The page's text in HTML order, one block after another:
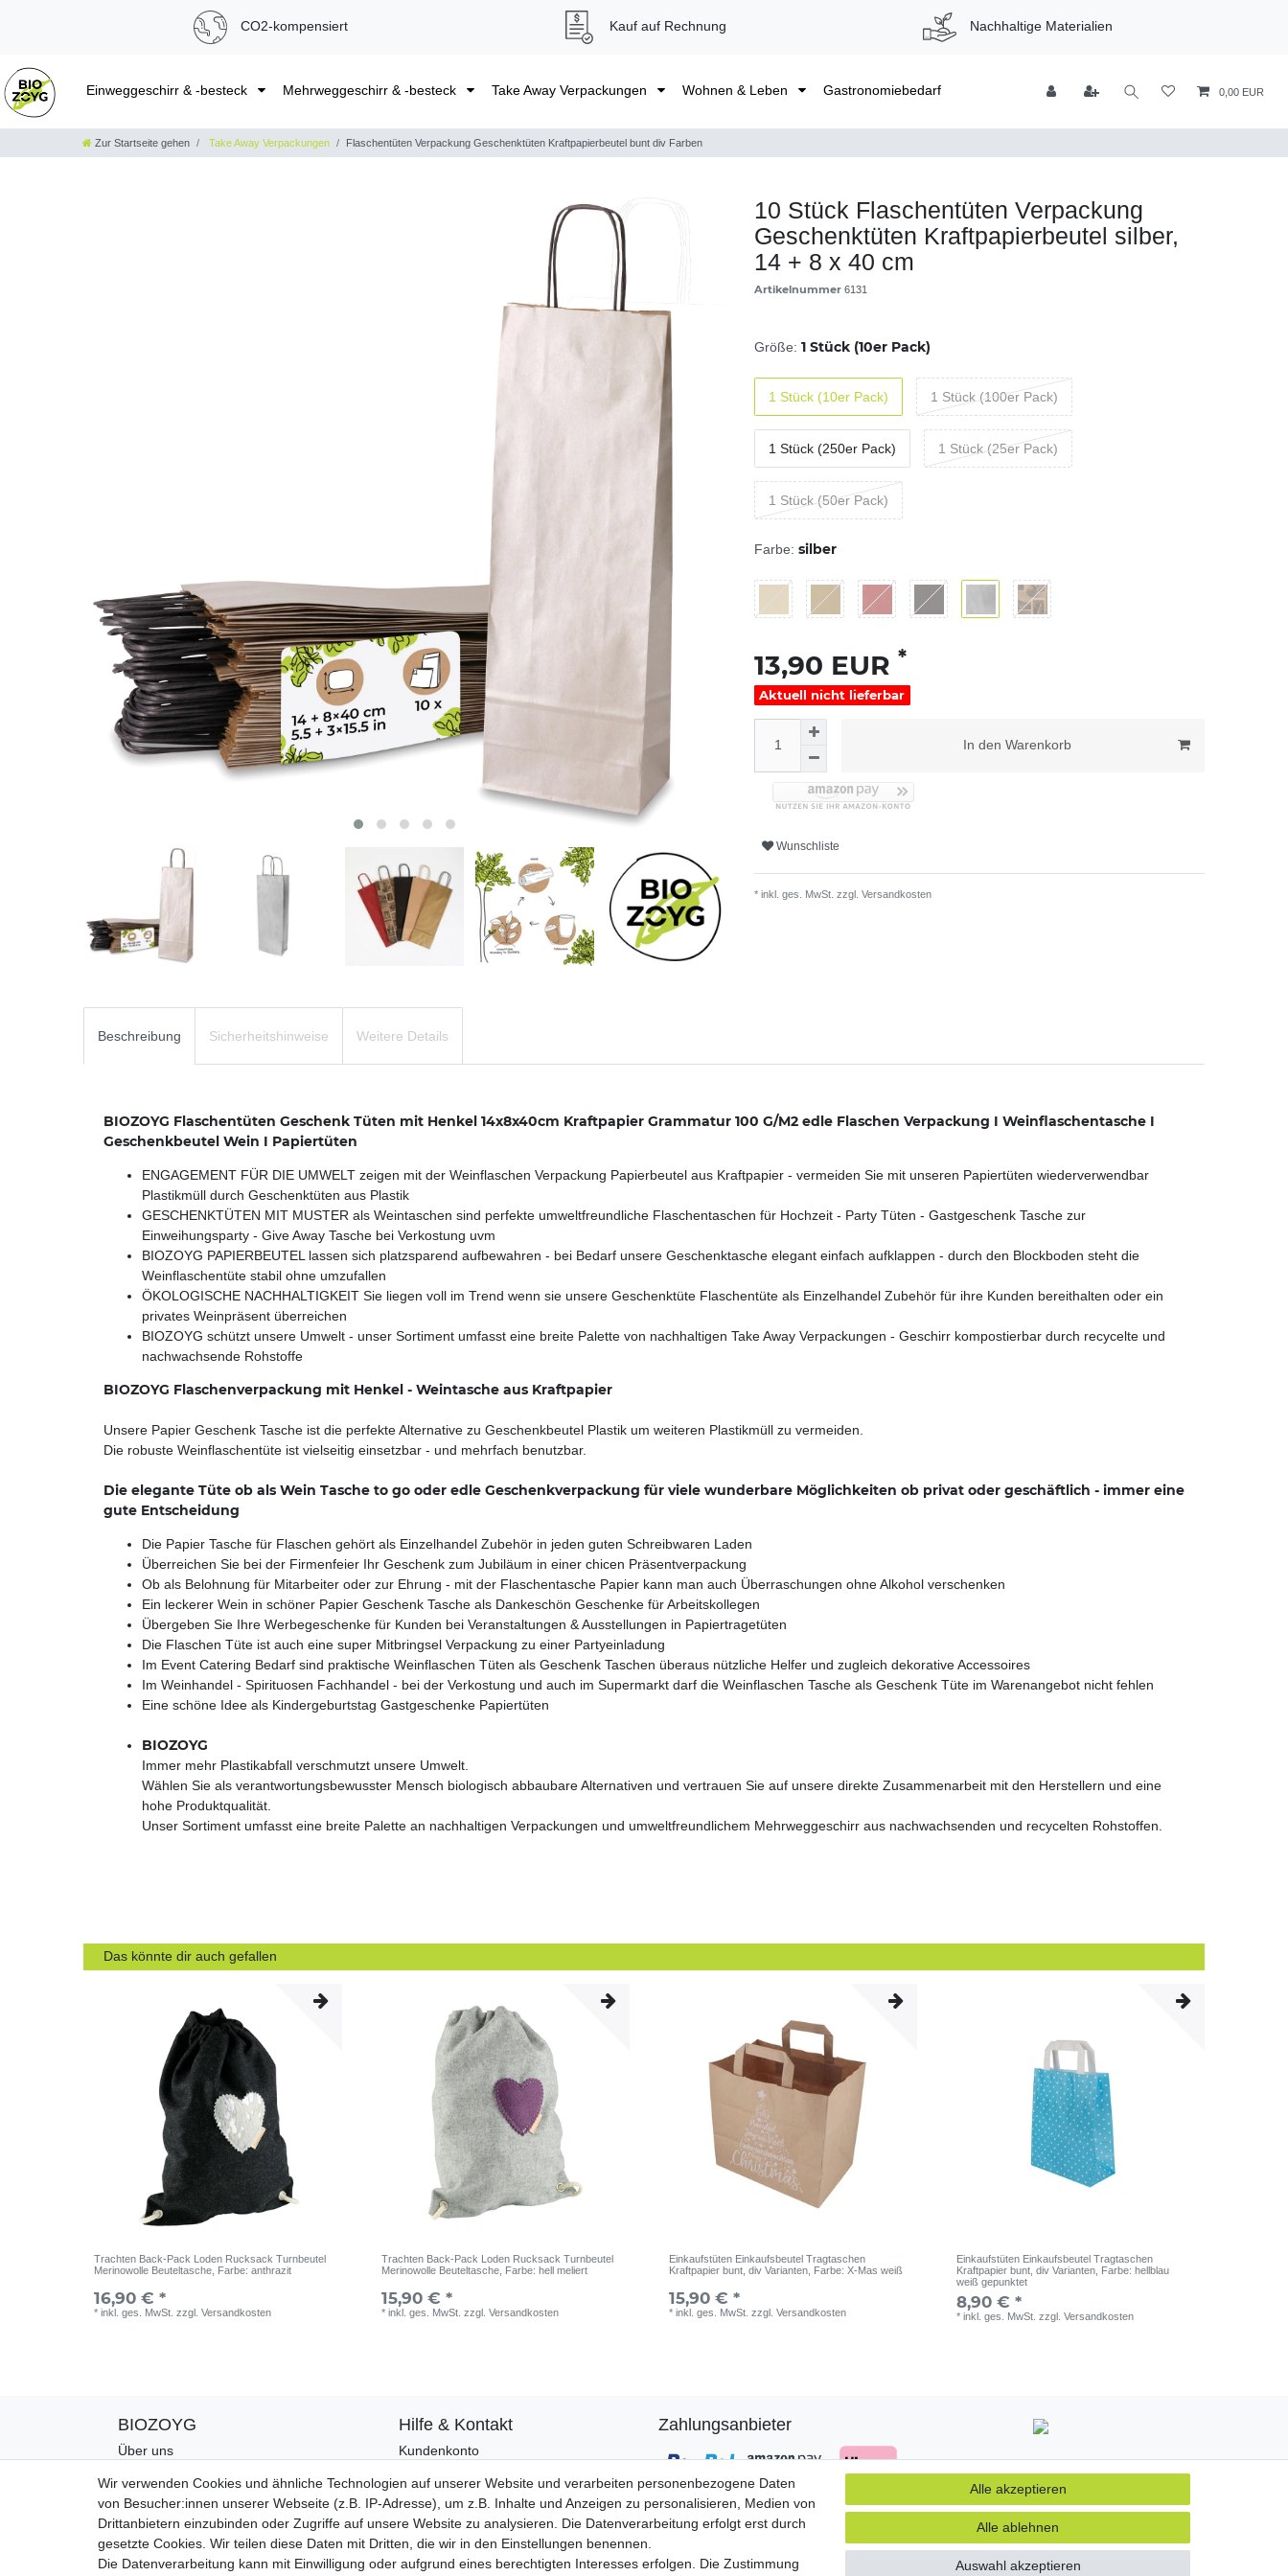
CO2-kompensiert Kauf auf Rechnung Nachhaltige Materialien
Einweggeschirr & -besteck Mehrweggeschirr & -besteck Take Away Verpackungen Wohnen & Leben Gastronomiebedarf 0,00 EUR
Zur Startseite gehen Take Away Verpackungen Flaschentüten Verpackung Geschenktüten Kraftpapierbeutel bunt div Farben
10 Stück Flaschentüten Verpackung
Geschenktüten Kraftpapierbeutel silber,
14 + 8 x 40 cm
Artikelnummer 6131
Größe: 1 Stück (10er Pack)
1 Stück (10er Pack) 1 Stück (100er Pack)
1 Stück (250er Pack) 1 Stück (25er Pack)
1 Stück (50er Pack)
Farbe: silber
13,90 EUR *
Aktuell nicht lieferbar
In den Warenkorb
Wunschliste
* inkl. ges. MwSt. zzgl. Versandkosten
Beschreibung Sicherheitshinweise Weitere Details
BIOZOYG Flaschentüten Geschenk Tüten mit Henkel 14x8x40cm Kraftpapier Grammatur 100 G/M2 edle Flaschen Verpackung I Weinflaschentasche I
Geschenkbeutel Wein I Papiertüten
ENGAGEMENT FÜR DIE UMWELT zeigen mit der Weinflaschen Verpackung Papierbeutel aus Kraftpapier - vermeiden Sie mit unseren Papiertüten wiederverwendbar
Plastikmüll durch Geschenktüten aus Plastik
GESCHENKTÜTEN MIT MUSTER als Weintaschen sind perfekte umweltfreundliche Flaschentaschen für Hochzeit - Party Tüten - Gastgeschenk Tasche zur
Einweihungsparty - Give Away Tasche bei Verkostung uvm
BIOZOYG PAPIERBEUTEL lassen sich platzsparend aufbewahren - bei Bedarf unsere Geschenktasche elegant einfach aufklappen - durch den Blockboden steht die
Weinflaschentüte stabil ohne umzufallen
ÖKOLOGISCHE NACHHALTIGKEIT Sie liegen voll im Trend wenn sie unsere Geschenktüte Flaschentüte als Einzelhandel Zubehör für ihre Kunden bereithalten oder ein
privates Weinpräsent überreichen
BIOZOYG schützt unsere Umwelt - unser Sortiment umfasst eine breite Palette von nachhaltigen Take Away Verpackungen - Geschirr kompostierbar durch recycelte und
nachwachsende Rohstoffe
BIOZOYG Flaschenverpackung mit Henkel - Weintasche aus Kraftpapier
Unsere Papier Geschenk Tasche ist die perfekte Alternative zu Geschenkbeutel Plastik um weiteren Plastikmüll zu vermeiden.
Die robuste Weinflaschentüte ist vielseitig einsetzbar - und mehrfach benutzbar.
Die elegante Tüte ob als Wein Tasche to go oder edle Geschenkverpackung für viele wunderbare Möglichkeiten ob privat oder geschäftlich - immer eine
gute Entscheidung
Die Papier Tasche für Flaschen gehört als Einzelhandel Zubehör in jeden guten Schreibwaren Laden
Überreichen Sie bei der Firmenfeier Ihr Geschenk zum Jubiläum in einer chicen Präsentverpackung
Ob als Belohnung für Mitarbeiter oder zur Ehrung - mit der Flaschentasche Papier kann man auch Überraschungen ohne Alkohol verschenken
Ein leckerer Wein in schöner Papier Geschenk Tasche als Dankeschön Geschenke für Arbeitskollegen
Übergeben Sie Ihre Werbegeschenke für Kunden bei Veranstaltungen & Ausstellungen in Papiertragetüten
Die Flaschen Tüte ist auch eine super Mitbringsel Verpackung zu einer Partyeinladung
Im Event Catering Bedarf sind praktische Weinflaschen Tüten als Geschenk Taschen überaus nützliche Helfer und zugleich dekorative Accessoires
Im Weinhandel - Spirituosen Fachhandel - bei der Verkostung und auch im Supermarkt darf die Weinflaschen Tasche als Geschenk Tüte im Warenangebot nicht fehlen
Eine schöne Idee als Kindergeburtstag Gastgeschenke Papiertüten
BIOZOYG
Immer mehr Plastikabfall verschmutzt unsere Umwelt.
Wählen Sie als verantwortungsbewusster Mensch biologisch abbaubare Alternativen und vertrauen Sie auf unsere direkte Zusammenarbeit mit den Herstellern und eine
hohe Produktqualität.
Unser Sortiment umfasst eine breite Palette an nachhaltigen Verpackungen und umweltfreundlichem Mehrweggeschirr aus nachwachsenden und recycelten Rohstoffen.
Das könnte dir auch gefallen
Trachten Back-Pack Loden Rucksack Turnbeutel
Merinowolle Beuteltasche , Farbe: anthrazit
16,90 € *
*inkl. ges. MwSt. zzgl.Versandkosten
Trachten Back-Pack Loden Rucksack Turnbeutel
Merinowolle Beuteltasche , Farbe: hell meliert
15,90 € *
*inkl. ges. MwSt. zzgl.Versandkosten
Einkaufstüten Einkaufsbeutel Tragtaschen
Kraftpapier bunt, div Varianten , Farbe: X-Mas weiß
15,90 € *
*inkl. ges. MwSt. zzgl.Versandkosten
Einkaufstüten Einkaufsbeutel Tragtaschen
Kraftpapier bunt, div Varianten , Farbe: hellblau
weiß gepunktet
8,90 € *
*inkl. ges. MwSt. zzgl.Versandkosten
BIOZOYG
Über uns
Unsere Materialien
Palmblatt Produktion
Hilfe & Kontakt
Kundenkonto
Versand & Lieferung
Rücksendungen
Kontakt zu uns
Zahlungsanbieter
Versandpartner
Wir verwenden Cookies und ähnliche Technologien auf unserer Website und verarbeiten personenbezogene Daten
von Besucher:innen unserer Webseite (z.B. IP-Adresse), um z.B. Inhalte und Anzeigen zu personalisieren, Medien von
Drittanbietern einzubinden oder Zugriffe auf unsere Website zu analysieren. Die Datenverarbeitung erfolgt erst durch
gesetzte Cookies. Wir teilen diese Daten mit Dritten, die wir in den Einstellungen benennen.
Die Datenverarbeitung kann mit Einwilligung oder aufgrund eines berechtigten Interesses erfolgen. Die Zustimmung
Alle akzeptieren
Alle ablehnen
Auswahl akzeptieren